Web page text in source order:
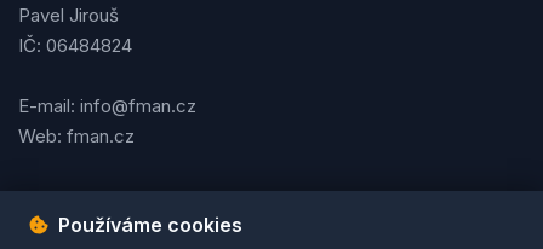
Pavel Jirouš
IČ: 06484824
E-mail: info@fman.cz
Web: fman.cz
Používáme cookies